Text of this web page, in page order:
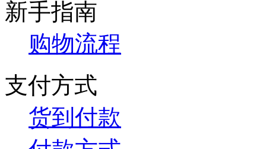
新手指南
购物流程
支付方式
货到付款